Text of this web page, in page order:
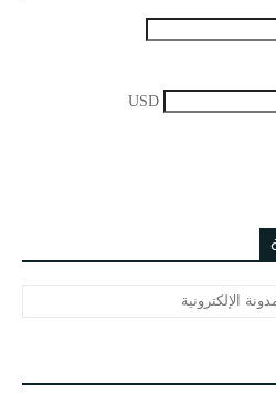
USD